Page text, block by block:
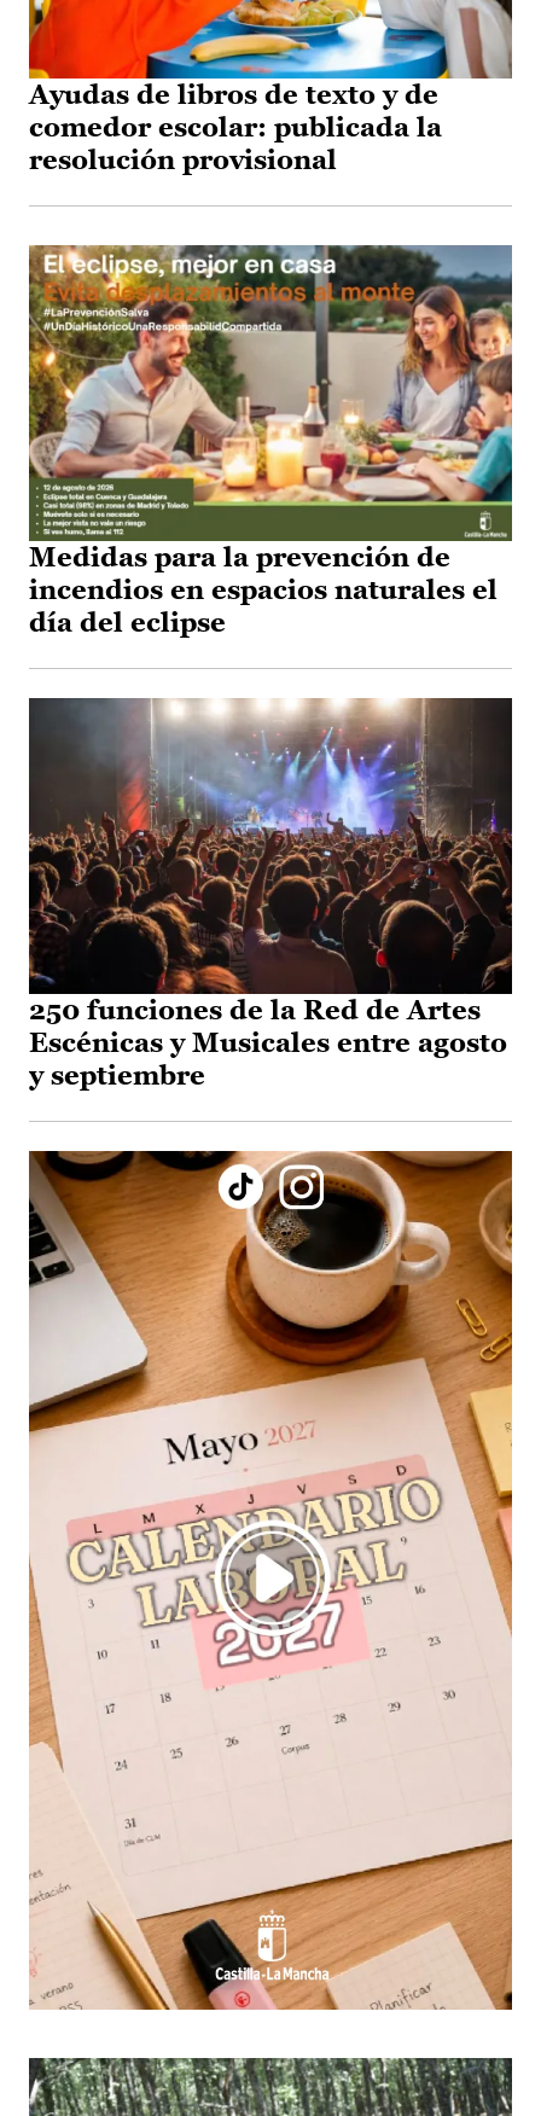
Ayudas de libros de texto y de
comedor escolar: publicada la
resolución provisional
Medidas para la prevención de
incendios en espacios naturales el
día del eclipse
250 funciones de la Red de Artes
Escénicas y Musicales entre agosto
y septiembre